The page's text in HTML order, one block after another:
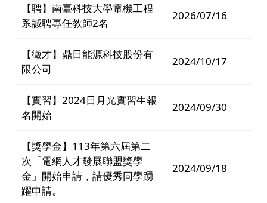
【聘】南臺科技大學電機工程
系誠聘專任教師2名
2026/07/16
【徵才】鼎日能源科技股份有
限公司
2024/10/17
【實習】2024日月光實習生報
名開始
2024/09/30
【獎學金】113年第六屆第二
次「電網人才發展聯盟獎學
金」開始申請，請優秀同學踴
躍申請。
2024/09/18